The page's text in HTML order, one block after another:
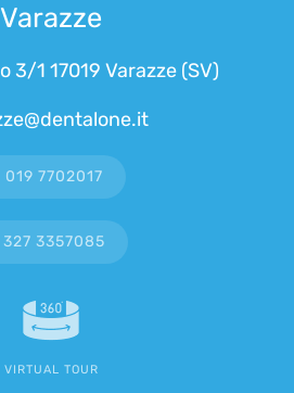
Varazze
3/1 17019 Varazze (SV)
019 7702017
327 3357085
VIRTUAL TOUR